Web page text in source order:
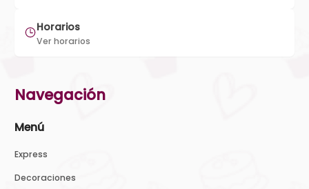
Horarios
Ver horarios
Navegación
Menú
Express
Decoraciones